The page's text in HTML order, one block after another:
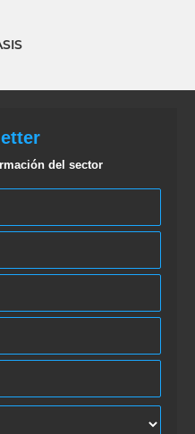
del sector